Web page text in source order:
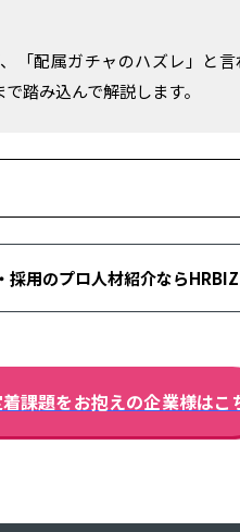
「配属ガチャのハズレ」と
踏み込んで解説します。
採用のプロ人材紹介ならHRBIZ
課題をお抱えの企業様はこ